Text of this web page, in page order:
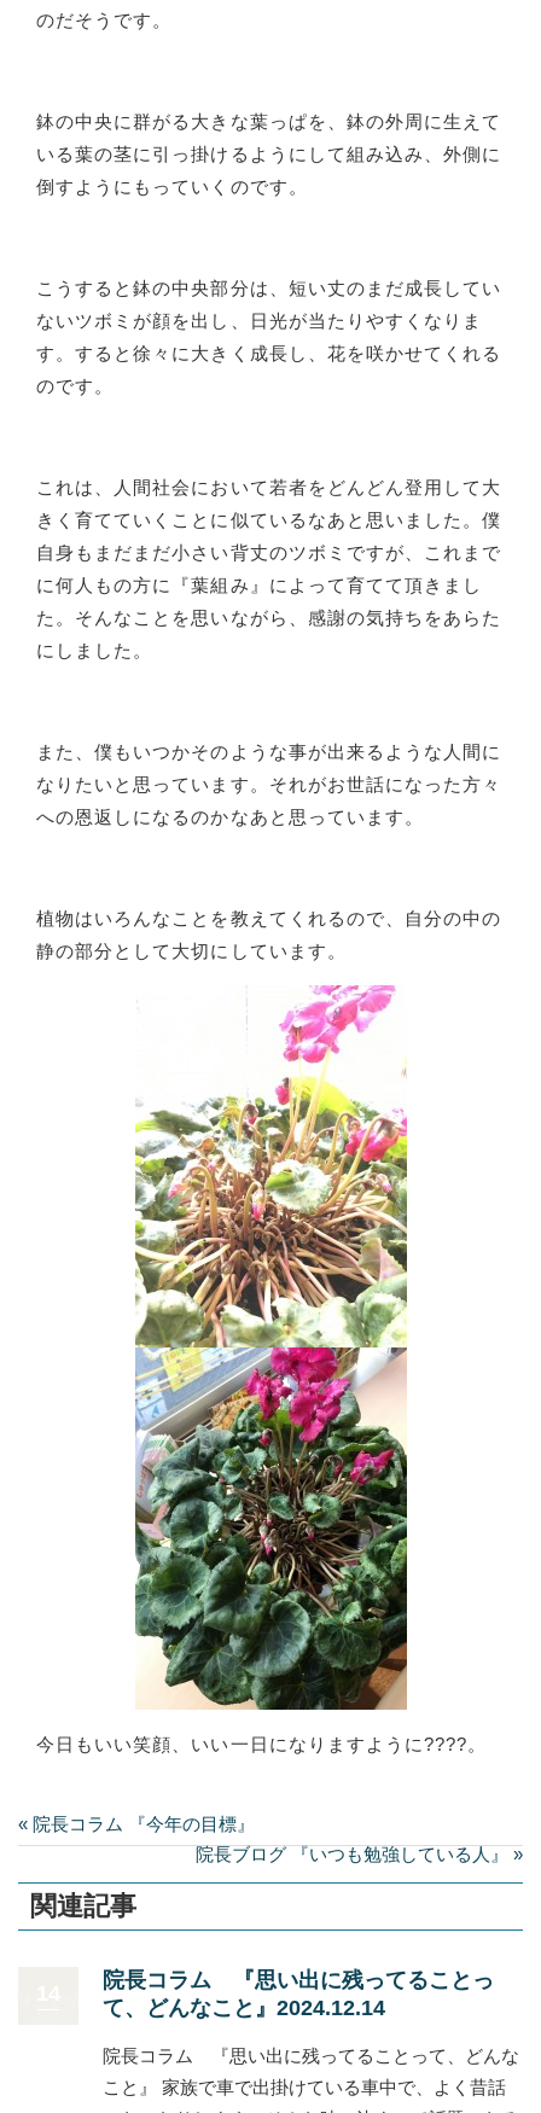
のだそうです。
鉢の中央に群がる大きな葉っぱを、鉢の外周に生えて
いる葉の茎に引っ掛けるようにして組み込み、外側に
倒すようにもっていくのです。
こうすると鉢の中央部分は、短い丈のまだ成長してい
ないツボミが顔を出し、日光が当たりやすくなりま
す。すると徐々に大きく成長し、花を咲かせてくれる
のです。
これは、人間社会において若者をどんどん登用して大
きく育てていくことに似ているなあと思いました。僕
自身もまだまだ小さい背丈のツボミですが、これまで
に何人もの方に『葉組み』によって育てて頂きまし
た。そんなことを思いながら、感謝の気持ちをあらた
にしました。
また、僕もいつかそのような事が出来るような人間に
なりたいと思っています。それがお世話になった方々
への恩返しになるのかなあと思っています。
植物はいろんなことを教えてくれるので、自分の中の
静の部分として大切にしています。
今日もいい笑顔、いい一日になりますように????。
« 院長コラム 『今年の目標』
院長ブログ 『いつも勉強している人』 »
関連記事
院長コラム 『思い出に残ってることっ
て、どんなこと』2024.12.14
院長コラム 『思い出に残ってることって、どんな
こと』 家族で車で出掛けている車中で、よく昔話